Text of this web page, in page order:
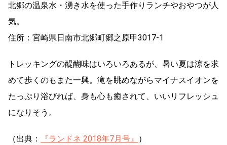
北郷の温泉水・湧き水を使った手作りランチやおやつが人
気。
住所：宮崎県日南市北郷町郷之原甲3017-1
トレッキングの醍醐味はいろいろあるが、暑い夏は涼を求
めて歩くのもまた一興。滝を眺めながらマイナスイオンを
たっぷり浴びれば、身も心も癒されて、いいリフレッシュ
になりそう。
（出典： 『ランドネ 2018年7月号』 ）